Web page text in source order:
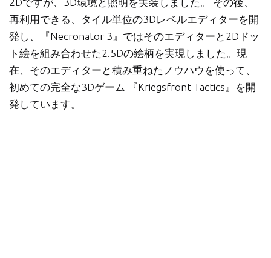
再利用できる、タイル単位の3Dレベルエディターを開
発し、『Necronator 3』ではそのエディターと2Dドッ
ト絵を組み合わせた2.5Dの絵柄を実現しました。現
在、そのエディターと積み重ねたノウハウを使って、
初めての完全な3Dゲーム 『Kriegsfront Tactics』を開
発しています。